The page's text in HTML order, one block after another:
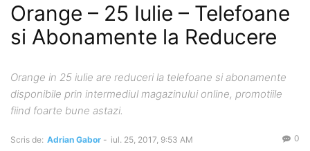
Orange – 25 Iulie – Telefoane
si Abonamente la Reducere
Orange in 25 iulie are reduceri la telefoane si abonamente
disponibile prin intermediul magazinului online, promotiile
fiind foarte bune astazi.
Scris de: Adrian Gabor - iul. 25, 2017, 9:53 AM 0